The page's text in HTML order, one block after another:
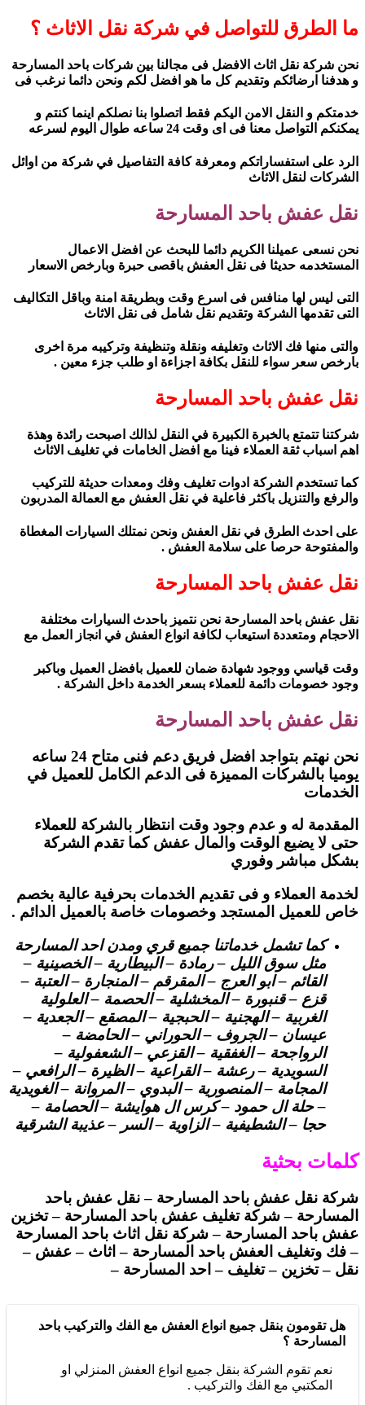
ما الطرق للتواصل في شركة نقل الاثاث ؟
نحن شركة نقل اثاث الافضل فى مجالنا بين شركات باحد المسارحة
و هدفنا ارضائكم وتقديم كل ما هو افضل لكم ونحن دائما نرغب فى
خدمتكم و النقل الامن اليكم فقط اتصلوا بنا نصلكم اينما كنتم و
يمكنكم التواصل معنا فى اى وقت 24 ساعه طوال اليوم لسرعه
الرد على استفساراتكم ومعرفة كافة التفاصيل في شركة من اوائل
الشركات لنقل الاثاث
نقل عفش باحد المسارحة
نحن نسعى عميلنا الكريم دائما للبحث عن افضل الاعمال
المستخدمه حديثا فى نقل العفش باقصى حبرة وبارخص الاسعار
التى ليس لها منافس فى اسرع وقت وبطريقة امنة وباقل التكاليف
التى تقدمها الشركة وتقديم نقل شامل فى نقل الاثاث
والتى منها فك الاثاث وتغليفه ونقلة وتنظيفة وتركيبه مرة اخرى
بارخص سعر سواء للنقل بكافة اجزاءة او طلب جزء معين .
نقل عفش باحد المسارحة
شركتنا تتمتع بالخبرة الكبيرة في النقل لذالك اصبحت رائدة وهذة
اهم اسباب ثقة العملاء فينا مع افضل الخامات في تغليف الاثاث
كما تستخدم الشركة ادوات تغليف وفك ومعدات حديثة للتركيب
والرفع والتنزيل باكثر فاعلية في نقل العفش مع العمالة المدربون
على احدث الطرق في نقل العفش ونحن نمتلك السيارات المغطاة
والمفتوحة حرصا على سلامة العفش .
نقل عفش باحد المسارحة
نقل عفش باحد المسارحة نحن نتميز باحدث السيارات مختلفة
الاحجام ومتعددة استيعاب لكافة انواع العفش في انجاز العمل مع
وقت قياسي ووجود شهادة ضمان للعميل بافضل العميل وباكبر
وجود خصومات دائمة للعملاء بسعر الخدمة داخل الشركة .
نقل عفش باحد المسارحة
نحن نهتم بتواجد افضل فريق دعم فنى متاح 24 ساعه
يوميا بالشركات المميزة فى الدعم الكامل للعميل في
الخدمات
المقدمة له و عدم وجود وقت انتظار بالشركة للعملاء
حتى لا يضيع الوقت والمال عفش كما تقدم الشركة
بشكل مباشر وفوري
لخدمة العملاء و فى تقديم الخدمات بحرفية عالية بخصم
خاص للعميل المستجد وخصومات خاصة بالعميل الدائم .
كما تشمل خدماتنا جميع قري ومدن احد المسارحة
مثل سوق الليل – رمادة – البيطارية – الخصينية –
القائم – ابو العرج – المقرقم – المنجارة – العتبة –
قزع – قنبورة – المخشلية – الحصمة – العلولية
الغربية – الهجنية – الحبجية – المصقع – الجعدية –
عيسان – الجروف – الحوراني – الحامضة –
الرواجحة – الغفقية – القزعي – الشعفولية –
السويدية – رعشة – القراعية – الظيرة – الرافعي –
المجامة – المنصورية – البدوي – المروانة – الغويدية
– حلة ال حمود – كرس ال هوايشة – الحصامة –
حجا – الشطيفية – الزاوية – السر – عذيبة الشرقية
كلمات بحثية
شركة نقل عفش باحد المسارحة – نقل عفش باحد
المسارحة – شركة تغليف عفش باحد المسارحة – تخزين
عفش باحد المسارحة – شركة نقل اثاث باحد المسارحة
– فك وتغليف العفش باحد المسارحة – اثاث – عفش –
نقل – تخزين – تغليف – احد المسارحة –
هل تقومون بنقل جميع انواع العفش مع الفك والتركيب باحد
المسارحة ؟
نعم تقوم الشركة بنقل جميع انواع العفش المنزلي او
المكتبي مع الفك والتركيب .